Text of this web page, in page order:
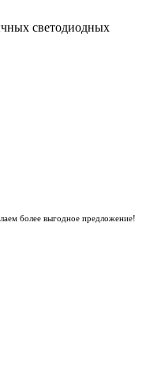
светодиодных
более выгодное предложение!